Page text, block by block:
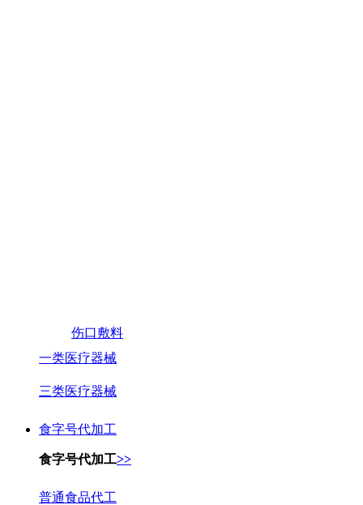
伤口敷料
一类医疗器械
三类医疗器械
食字号代加工
食字号代加工>>
普通食品代工